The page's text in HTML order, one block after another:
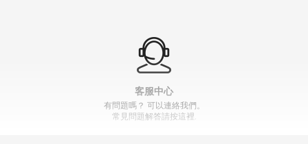
客服中心
有問題嗎？ 可以連絡我們。
常見問題解答請按這裡.